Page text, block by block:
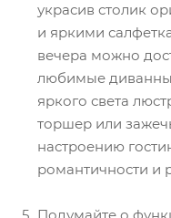
украсив столик
и яркими
вечера можно
любимые
яркого света
торшер или
настроению
романтичности и